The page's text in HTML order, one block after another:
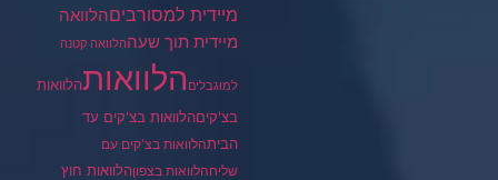
מיידית למסורביםהלוואה
מיידית תוך שעההלוואה קטנה
למוגבלים הלוואותהלוואות
בצ'קיםהלוואות בצ'קים עד
הביתהלוואות בצ'קים עם
שליחהלוואות בצפוןהלוואות חוץ